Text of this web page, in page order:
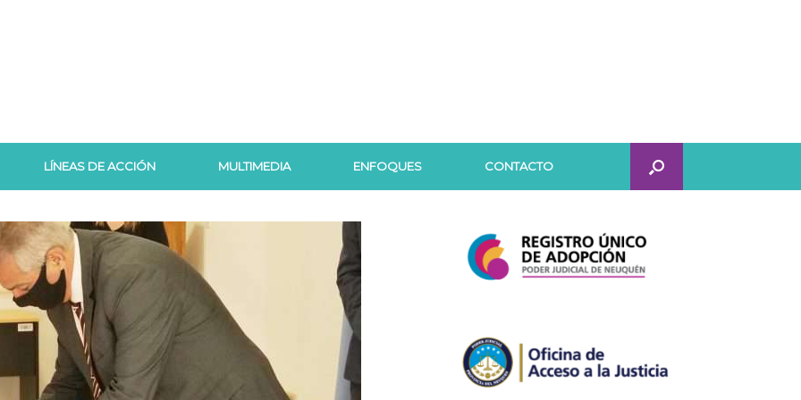
LÍNEAS DE ACCIÓN MULTIMEDIA ENFOQUES CONTACTO